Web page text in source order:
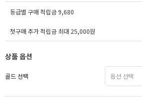
등급별 구매 적립금 9,680
첫구매 추가 적립금 최대 25,000원
상품 옵션
골드 선택